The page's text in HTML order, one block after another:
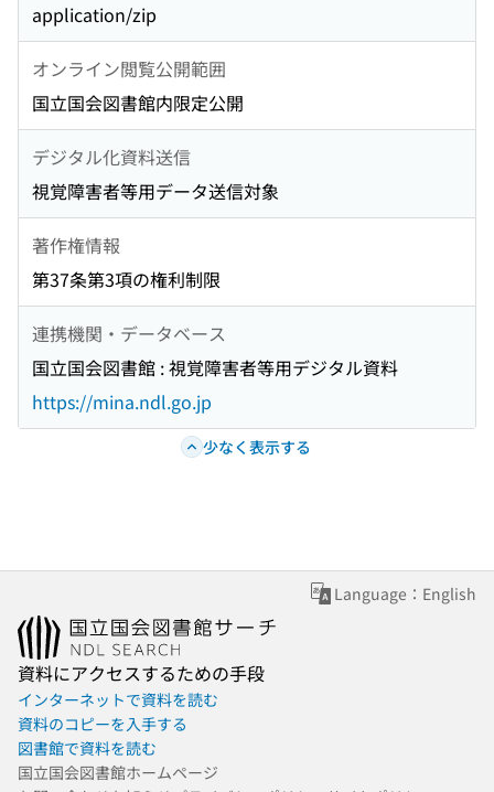
application/zip
オンライン閲覧公開範囲
国立国会図書館内限定公開
デジタル化資料送信
視覚障害者等用データ送信対象
著作権情報
第37条第3項の権利制限
連携機関・データベース
国立国会図書館 : 視覚障害者等用デジタル資料
https://mina.ndl.go.jp
少なく表示する
Language：English
資料にアクセスするための手段
インターネットで資料を読む
資料のコピーを入手する
図書館で資料を読む
国立国会図書館ホームページ